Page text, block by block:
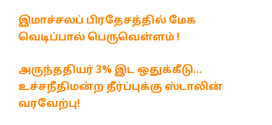
இமாச்சலப் பிரதேசத்தில் மேக
வெடிப்பால் பெருவெள்ளம் !
அருந்ததியர் 3% இட ஒதுக்கீடு…
உச்சநீதிமன்ற தீர்ப்புக்கு ஸ்டாலின்
வரவேற்பு!